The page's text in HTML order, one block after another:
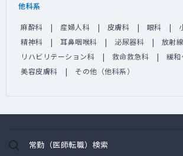
他科系
麻酔科 産婦人科 皮膚科 眼科
精神科
耳鼻咽喉科 泌尿器科
放射
リハビリテーション科
救命救急科
緩和
美容皮膚科
その他（他科系）
常勤（医師転職）検索